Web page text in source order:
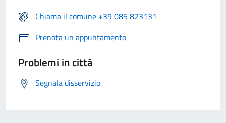
Chiama il comune +39 085 823131
Prenota un appuntamento
Problemi in città
Segnala disservizio